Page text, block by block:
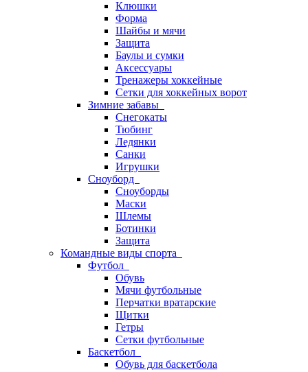
Клюшки
Форма
Шайбы и мячи
Защита
Баулы и сумки
Аксессуары
Тренажеры хоккейные
Сетки для хоккейных ворот
Зимние забавы
Снегокаты
Тюбинг
Ледянки
Санки
Игрушки
Сноуборд
Сноуборды
Маски
Шлемы
Ботинки
Защита
Командные виды спорта
Футбол
Обувь
Мячи футбольные
Перчатки вратарские
Щитки
Гетры
Сетки футбольные
Баскетбол
Обувь для баскетбола